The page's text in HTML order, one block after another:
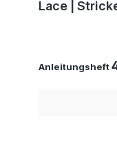
Lace |
Anleitungsheft